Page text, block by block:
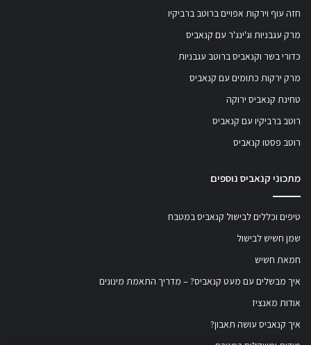
חזה עוף וירקות אפויים ברוטב ברביקיו
מרק עגבניות וג'ינג'ר עם קנאביס
כדורי בשר וקנאביס ברוטב עגבניות
מרק ירקות כתומים עם קנאביס
טחינת קנאביס ירוקה
רוטב ברביקיו עם קנאביס
רוטב פסטו קנאביס
מתכוני קנאביס נוספים
טיפים וכללים לבישול קנאביס במטבח
שמן חשיש לבישול
חמאת חשיש
איך מבשלים עם מעט קנאביס? – מדריך התאמת מינונים
אודות מאנציז
איך קנאביס עושה תאבון?